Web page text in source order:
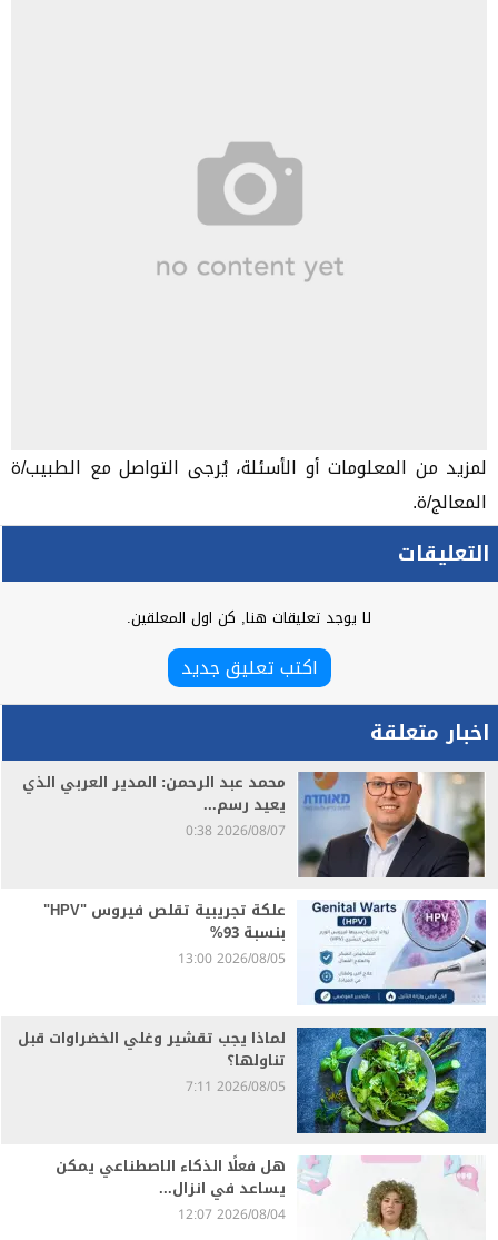
لمزيد من المعلومات أو الأسئلة، يُرجى التواصل مع الطبيب/ة
المعالج/ة.
التعليقات
لا يوجد تعليقات هنا, كن اول المعلقين.
اكتب تعليق جديد
اخبار متعلقة
محمد عبد الرحمن: المدير العربي الذي
يعيد رسم...
2026/08/07 0:38
علكة تجريبية تقلص فيروس "HPV"
بنسبة 93%
2026/08/05 13:00
لماذا يجب تقشير وغلي الخضراوات قبل
تناولها؟
2026/08/05 7:11
هل فعلًا الذكاء الاصطناعي يمكن
يساعد في انزال...
2026/08/04 12:07